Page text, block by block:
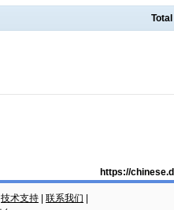
https://
技术支持 联系我们